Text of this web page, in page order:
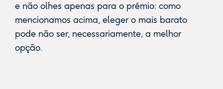
e não olhes apenas para o prémio: como
mencionamos acima, eleger o mais barato
pode não ser, necessariamente, a melhor
opção.